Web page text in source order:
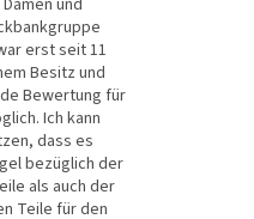
und
erst seit 11
Besitz und
Bewertung für
Ich kann
dass es
bezüglich der
als auch der
Teile für den